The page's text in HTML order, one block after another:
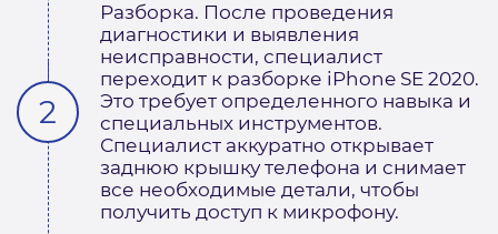
Разборка. После проведения
диагностики и выявления
неисправности, специалист
переходит к разборке iPhone SE 2020.
Это требует определенного навыка и
специальных инструментов.
Специалист аккуратно открывает
заднюю крышку телефона и снимает
все необходимые детали, чтобы
получить доступ к микрофону.